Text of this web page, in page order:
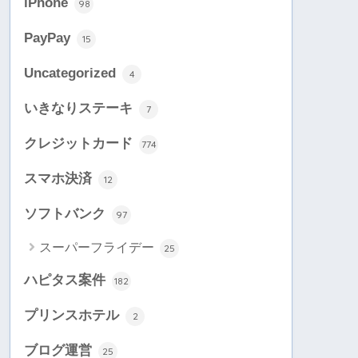
iPhone 98
PayPay 15
Uncategorized 4
いきなりステーキ 7
クレジットカード 774
スマホ決済 12
ソフトバンク 97
スーパーフライデー 25
ハピタス案件 182
プリンスホテル 2
ブログ運営 25